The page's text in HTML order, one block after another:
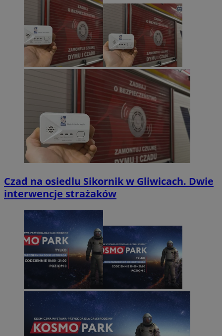
Czad na osiedlu Sikornik w Gliwicach. Dwie
interwencje strażaków